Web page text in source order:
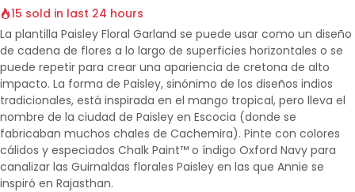
15 sold in last 24 hours
La plantilla Paisley Floral Garland se puede usar como un diseño
de cadena de flores a lo largo de superficies horizontales o se
puede repetir para crear una apariencia de cretona de alto
impacto. La forma de Paisley, sinónimo de los diseños indios
tradicionales, está inspirada en el mango tropical, pero lleva el
nombre de la ciudad de Paisley en Escocia (donde se
fabricaban muchos chales de Cachemira). Pinte con colores
cálidos y especiados Chalk Paint™ o índigo Oxford Navy para
canalizar las Guirnaldas florales Paisley en las que Annie se
inspiró en Rajasthan.